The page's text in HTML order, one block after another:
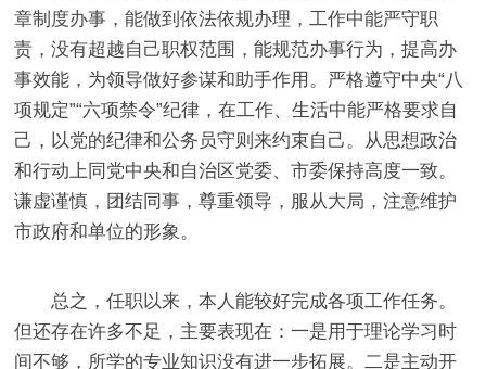
章制度办事，能做到依法依规办理，工作中能严守职
责，没有超越自己职权范围，能规范办事行为，提高办
事效能，为领导做好参谋和助手作用。严格遵守中央“八
项规定”“六项禁令”纪律，在工作、生活中能严格要求自
己，以党的纪律和公务员守则来约束自己。从思想政治
和行动上同党中央和自治区党委、市委保持高度一致。
谦虚谨慎，团结同事，尊重领导，服从大局，注意维护
市政府和单位的形象。
总之，任职以来，本人能较好完成各项工作任务。
但还存在许多不足，主要表现在：一是用于理论学习时
间不够，所学的专业知识没有进一步拓展。二是主动开